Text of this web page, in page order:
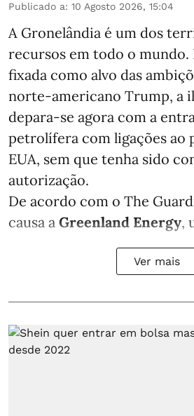
Publicado a: 10 Agosto 2026, 15:04
A Gronelândia é um dos
recursos em todo o mundo.
fixada como alvo das
norte-americano Trump, a
depara-se agora com a
petrolífera com ligações ao
EUA, sem que tenha sido
autorização.
De acordo com o The
causa a Greenland Energy,
Ver mais